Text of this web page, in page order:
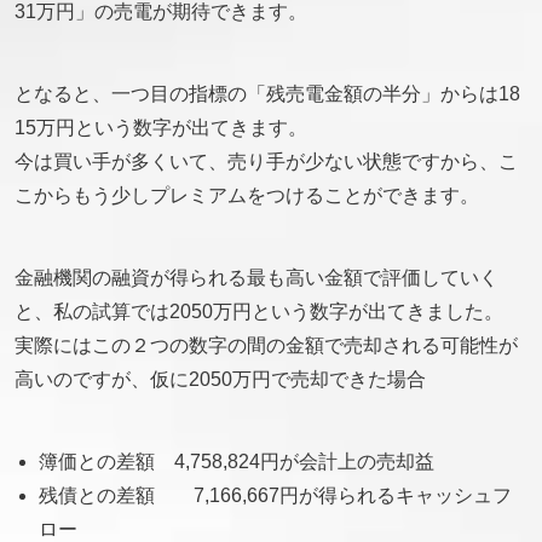
31万円」 の売電が期待できます。
となると、一つ目の指標の「残売電金額の半分」からは18
15万円という数字が出てきます。
今は買い手が多くいて、売り手が少ない状態ですから、こ
こからもう少しプレミアムをつけることができます。
金融機関の融資が得られる最も高い金額で評価していく
と、私の試算では2050万円という数字が出てきました。
実際にはこの２つの数字の間の金額で売却される可能性が
高いのですが、仮に2050万円で売却できた場合
簿価との差額 4,758,824円が会計上の売却益
残債との差額 7,166,667円が得られるキャッシュフ
ロー